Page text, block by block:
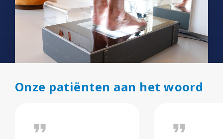
Onze patiënten aan het woord
format_quote format_quote